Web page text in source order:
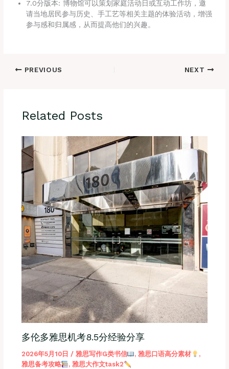
7.0分版本: 博物馆可以策划家庭活动日或互动工作坊，邀
请当地居民参与历史、手工艺等相关主题的体验活动，增强
参与感和归属感，从而提高他们的兴趣。
PREVIOUS NEXT
Related Posts
多伦多雅思机考8.5分经验分享
2026年5月10日 / 雅思写作G类书信 ,雅思口语高分素材
,
雅思备考攻略
,雅思大作文task2